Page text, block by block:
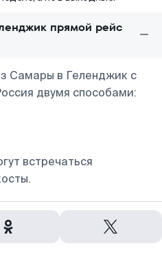
прямой рейс
Самары в Геленджик с
двумя способами:
встречаться